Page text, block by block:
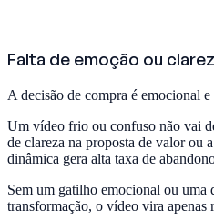
Falta de emoção ou
A decisão de compra é emocional
Um vídeo frio ou confuso não vai
de clareza na proposta de valor ou
dinâmica gera alta taxa de
Sem um gatilho emocional ou uma
transformação, o vídeo vira apenas